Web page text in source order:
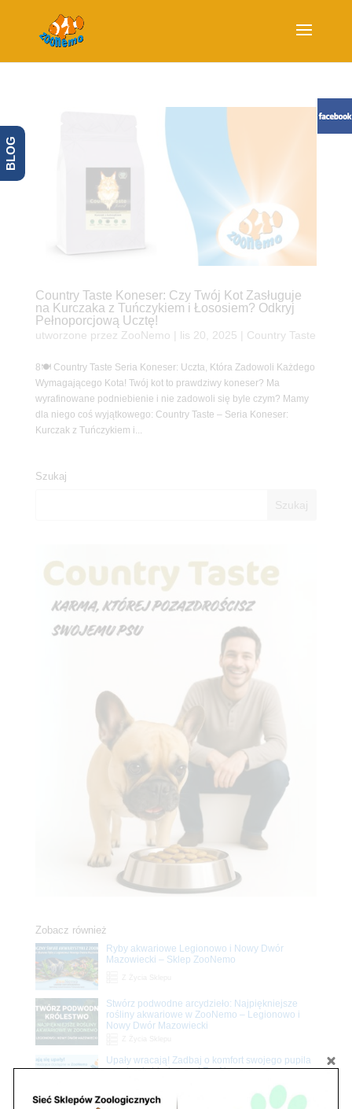
Country Taste Koneser: Czy Twój Kot Zasługuje
na Kurczaka z Tuńczykiem i Łososiem? Odkryj
Pełnoporcjową Ucztę!
utworzone przez ZooNemo lis 20, 2025 Country Taste
8🍽️ Country Taste Seria Koneser: Uczta, Która Zadowoli Każdego
Wymagającego Kota! Twój kot to prawdziwy koneser? Ma
wyrafinowane podniebienie i nie zadowoli się byle czym? Mamy
dla niego coś wyjątkowego: Country Taste – Seria Koneser:
Kurczak z Tuńczykiem i...
Szukaj
Zobacz również
Ryby akwariowe Legionowo i Nowy Dwór
Mazowiecki – Sklep ZooNemo
Stwórz podwodne arcydzieło: Najpiękniejsze
rośliny akwariowe w ZooNemo – Legionowo i
Nowy Dwór Mazowiecki
Upały wracają! Zadbaj o komfort swojego pupila
z matami chłodzącymi ZooNemo
BLOG